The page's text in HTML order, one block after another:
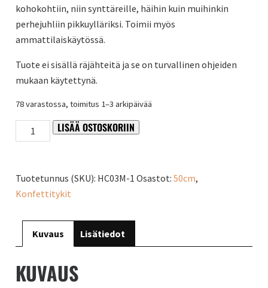
kohokohtiin, niin synttäreille, häihin kuin muihinkin
perhejuhliin pikkuylläriksi. Toimii myös
ammattilaiskäytössä.
Tuote ei sisällä räjähteitä ja se on turvallinen ohjeiden
mukaan käytettynä.
78 varastossa, toimitus 1–3 arkipäivää
Hopeinen
käsikonfettitykki
LISÄÄ OSTOSKORIIN
Tuotetunnus (SKU): HC03M-1 Osastot: 50cm,
Konfettitykit
Kuvaus Lisätiedot
KUVAUS